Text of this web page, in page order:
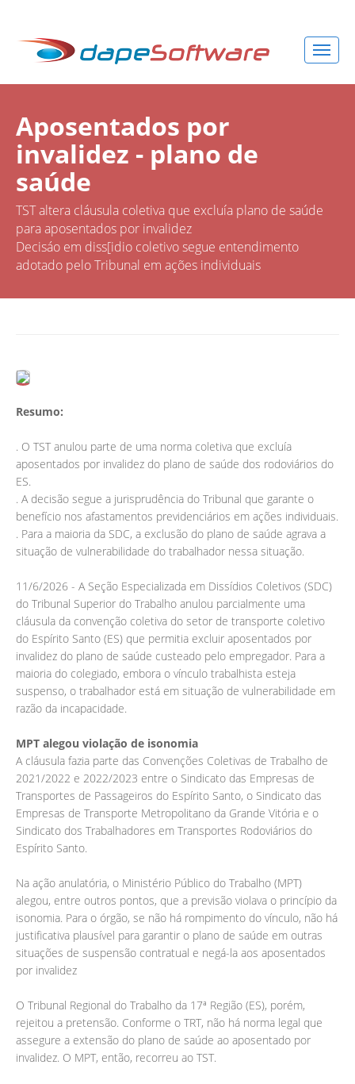
Aposentados por
invalidez - plano de
saúde
TST altera cláusula coletiva que excluía plano de saúde
para aposentados por invalidez
Decisáo em diss[idio coletivo segue entendimento
adotado pelo Tribunal em ações individuais
Resumo:
. O TST anulou parte de uma norma coletiva que excluía
aposentados por invalidez do plano de saúde dos rodoviários do
ES.
. A decisão segue a jurisprudência do Tribunal que garante o
benefício nos afastamentos previdenciários em ações individuais.
. Para a maioria da SDC, a exclusão do plano de saúde agrava a
situação de vulnerabilidade do trabalhador nessa situação.
11/6/2026 - A Seção Especializada em Dissídios Coletivos (SDC)
do Tribunal Superior do Trabalho anulou parcialmente uma
cláusula da convenção coletiva do setor de transporte coletivo
do Espírito Santo (ES) que permitia excluir aposentados por
invalidez do plano de saúde custeado pelo empregador. Para a
maioria do colegiado, embora o vínculo trabalhista esteja
suspenso, o trabalhador está em situação de vulnerabilidade em
razão da incapacidade.
MPT alegou violação de isonomia
A cláusula fazia parte das Convenções Coletivas de Trabalho de
2021/2022 e 2022/2023 entre o Sindicato das Empresas de
Transportes de Passageiros do Espírito Santo, o Sindicato das
Empresas de Transporte Metropolitano da Grande Vitória e o
Sindicato dos Trabalhadores em Transportes Rodoviários do
Espírito Santo.
Na ação anulatória, o Ministério Público do Trabalho (MPT)
alegou, entre outros pontos, que a previsão violava o princípio da
isonomia. Para o órgão, se não há rompimento do vínculo, não há
justificativa plausível para garantir o plano de saúde em outras
situações de suspensão contratual e negá-la aos aposentados
por invalidez
O Tribunal Regional do Trabalho da 17ª Região (ES), porém,
rejeitou a pretensão. Conforme o TRT, não há norma legal que
assegure a extensão do plano de saúde ao aposentado por
invalidez. O MPT, então, recorreu ao TST.